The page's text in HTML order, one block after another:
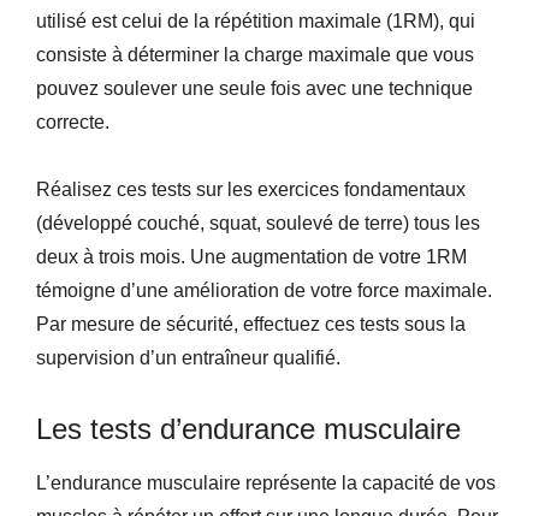
utilisé est celui de la répétition maximale (1RM), qui
consiste à déterminer la charge maximale que vous
pouvez soulever une seule fois avec une technique
correcte.
Réalisez ces tests sur les exercices fondamentaux
(développé couché, squat, soulevé de terre) tous les
deux à trois mois. Une augmentation de votre 1RM
témoigne d’une amélioration de votre force maximale.
Par mesure de sécurité, effectuez ces tests sous la
supervision d’un entraîneur qualifié.
Les tests d’endurance musculaire
L’endurance musculaire représente la capacité de vos